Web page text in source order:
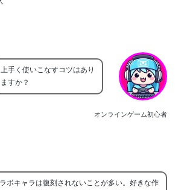
オンラインゲーム初心者
上手く使いこなすコツはあり
ますか？
ボキャラは復刻されないことが多い。好きな作